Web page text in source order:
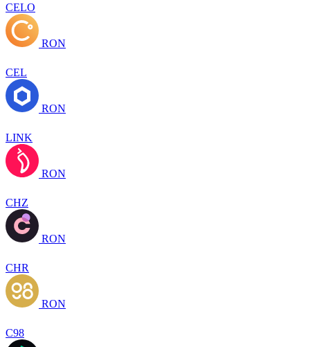
CELO
RON
CEL
RON
LINK
RON
CHZ
RON
CHR
RON
C98